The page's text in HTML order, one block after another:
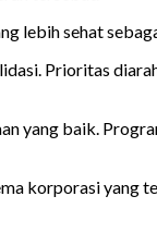
lebih sehat
Prioritas
yang baik.
korporasi yang